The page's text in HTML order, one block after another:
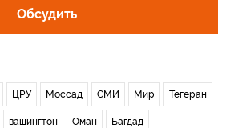
Обсудить
ЦРУ Моссад СМИ Мир Тегеран
вашингтон Оман Багдад